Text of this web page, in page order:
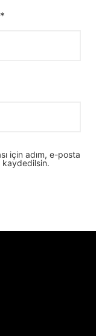
*
için adım, e-posta
kaydedilsin.